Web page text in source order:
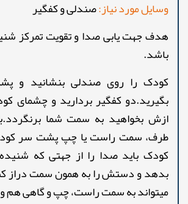
وسایل مورد نیاز:صندلی و کفگیر
هدف جهت یابی صدا و تقویت تمرکز
باشد.
کودک را روی صندلی بنشانید و
بگیرید.دو کفگیر بردارید و چشمای
ازش بخواهید به سمت شما
طرف، سمت راست یا چپ پشت سر
کودک باید صدا را از جهتی که
بدهد و دستش را به همون سمت دراز
میتواند به سمت راست، چپ و گاهی هم